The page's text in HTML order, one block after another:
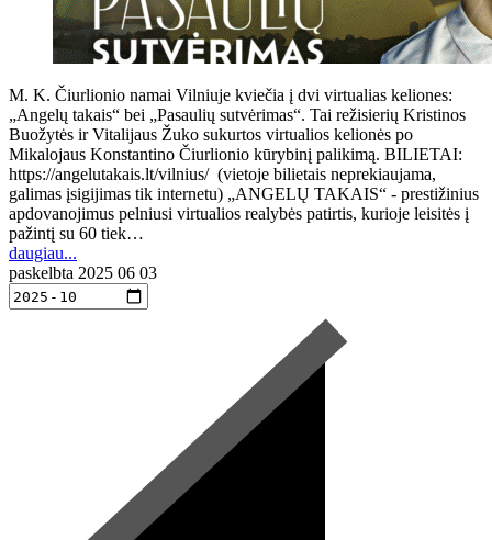
M. K. Čiurlionio namai Vilniuje kviečia į dvi virtualias keliones:
„Angelų takais“ bei „Pasaulių sutvėrimas“. Tai režisierių Kristinos
Buožytės ir Vitalijaus Žuko sukurtos virtualios kelionės po
Mikalojaus Konstantino Čiurlionio kūrybinį palikimą. BILIETAI:
https://angelutakais.lt/vilnius/ (vietoje bilietais neprekiaujama,
galimas įsigijimas tik internetu) „ANGELŲ TAKAIS“ - prestižinius
apdovanojimus pelniusi virtualios realybės patirtis, kurioje leisitės į
pažintį su 60 tiek…
daugiau...
paskelbta 2025 06 03